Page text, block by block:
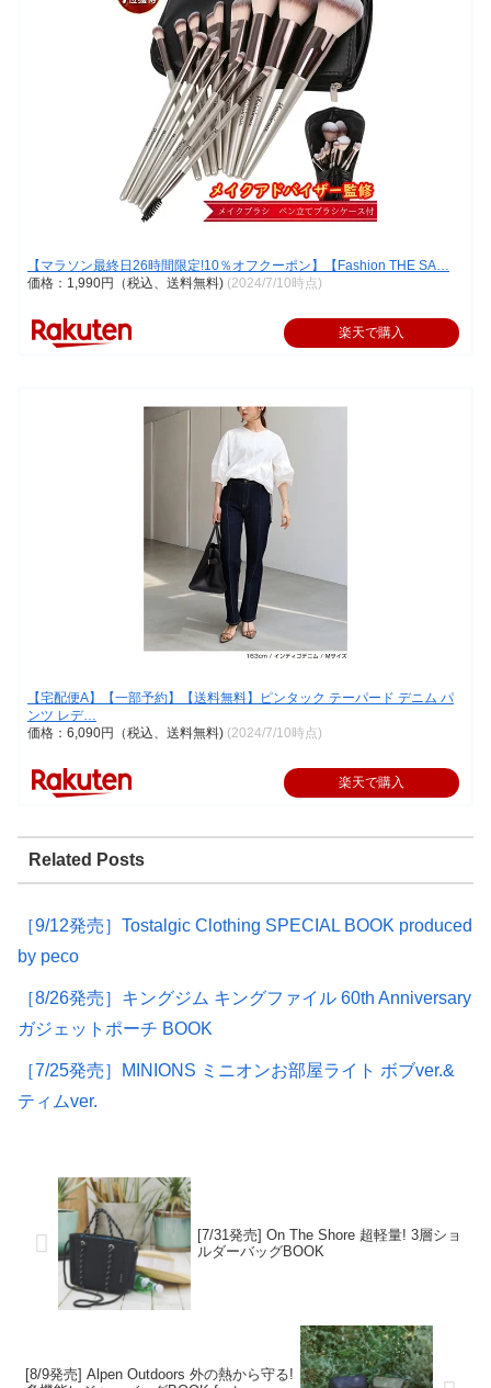
【マラソン最終日26時間限定!10％オフクーポン】【Fashion THE SA…
価格：1,990円（税込、送料無料) (2024/7/10時点)
楽天で購入
【宅配便A】【一部予約】【送料無料】ピンタック テーパード デニム パ
ンツ レデ…
価格：6,090円（税込、送料無料) (2024/7/10時点)
楽天で購入
Related Posts
［9/12発売］Tostalgic Clothing SPECIAL BOOK produced
by peco
［8/26発売］キングジム キングファイル 60th Anniversary
ガジェットポーチ BOOK
［7/25発売］MINIONS ミニオンお部屋ライト ボブver.&
ティムver.
[7/31発売] On The Shore 超軽量! 3層ショ
ルダーバッグBOOK
[8/9発売] Alpen Outdoors 外の熱から守る!